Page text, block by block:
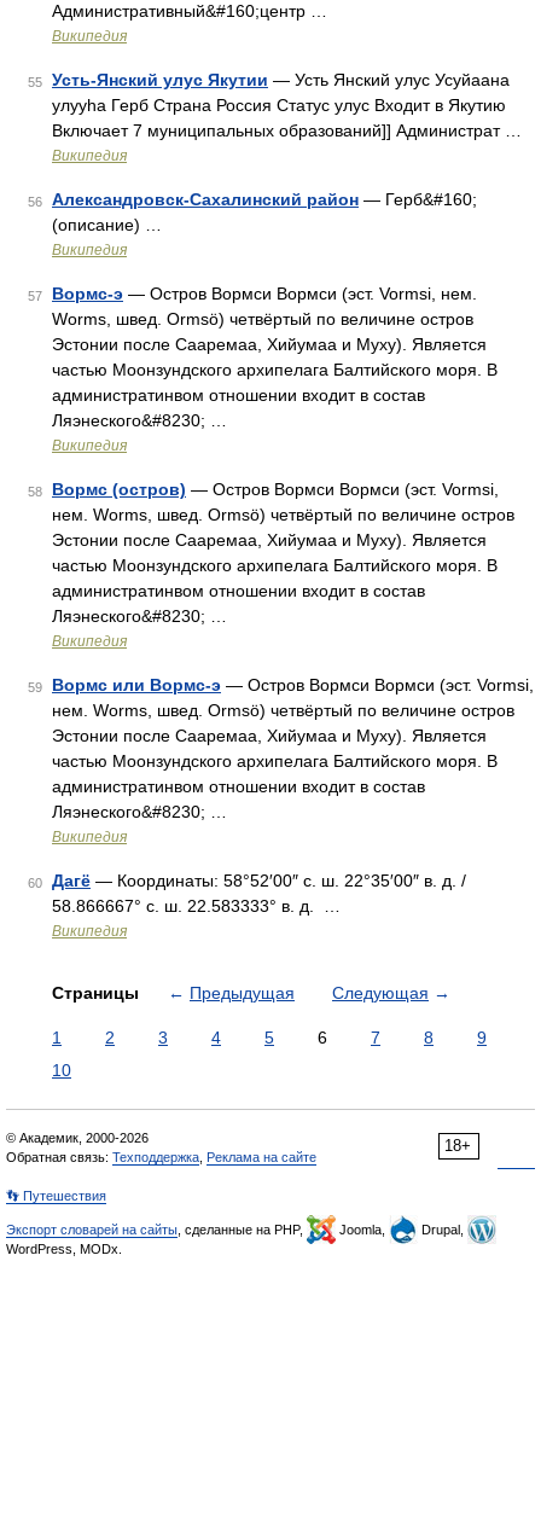
Административный&#160;центр …
Википедия
55 Усть-Янский улус Якутии — Усть Янский улус Усуйаана
улууһа Герб Страна Россия Статус улус Входит в Якутию
Включает 7 муниципальных образований]] Администрат …
Википедия
56 Александровск-Сахалинский район — Герб&#160;
(описание) …
Википедия
57 Вормс-э — Остров Вормси Вормси (эст. Vormsi, нем.
Worms, швед. Ormsö) четвёртый по величине остров
Эстонии после Сааремаа, Хийумаа и Муху). Является
частью Моонзундского архипелага Балтийского моря. В
администратинвом отношении входит в состав
Ляэнеского&#8230; …
Википедия
58 Вормс (остров) — Остров Вормси Вормси (эст. Vormsi,
нем. Worms, швед. Ormsö) четвёртый по величине остров
Эстонии после Сааремаа, Хийумаа и Муху). Является
частью Моонзундского архипелага Балтийского моря. В
администратинвом отношении входит в состав
Ляэнеского&#8230; …
Википедия
59 Вормс или Вормс-э — Остров Вормси Вормси (эст. Vormsi,
нем. Worms, швед. Ormsö) четвёртый по величине остров
Эстонии после Сааремаа, Хийумаа и Муху). Является
частью Моонзундского архипелага Балтийского моря. В
администратинвом отношении входит в состав
Ляэнеского&#8230; …
Википедия
60 Дагё — Координаты: 58°52′00″ с. ш. 22°35′00″ в. д. /
58.866667° с. ш. 22.583333° в. д. …
Википедия
Страницы ← Предыдущая Следующая →
1 2 3 4 5 6 7 8
9
10
18+
© Академик, 2000-2026
Обратная связь: Техподдержка Реклама на сайте
👣 Путешествия
Экспорт словарей на сайты , сделанные на PHP, Joomla,
Drupal,
WordPress, MODx.